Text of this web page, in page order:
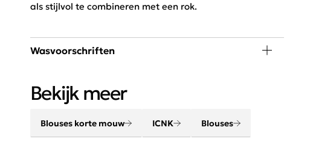
als stijlvol te combineren met een rok.
Wasvoorschriften
Bekijk meer
Blouses korte mouw ICNK Blouses